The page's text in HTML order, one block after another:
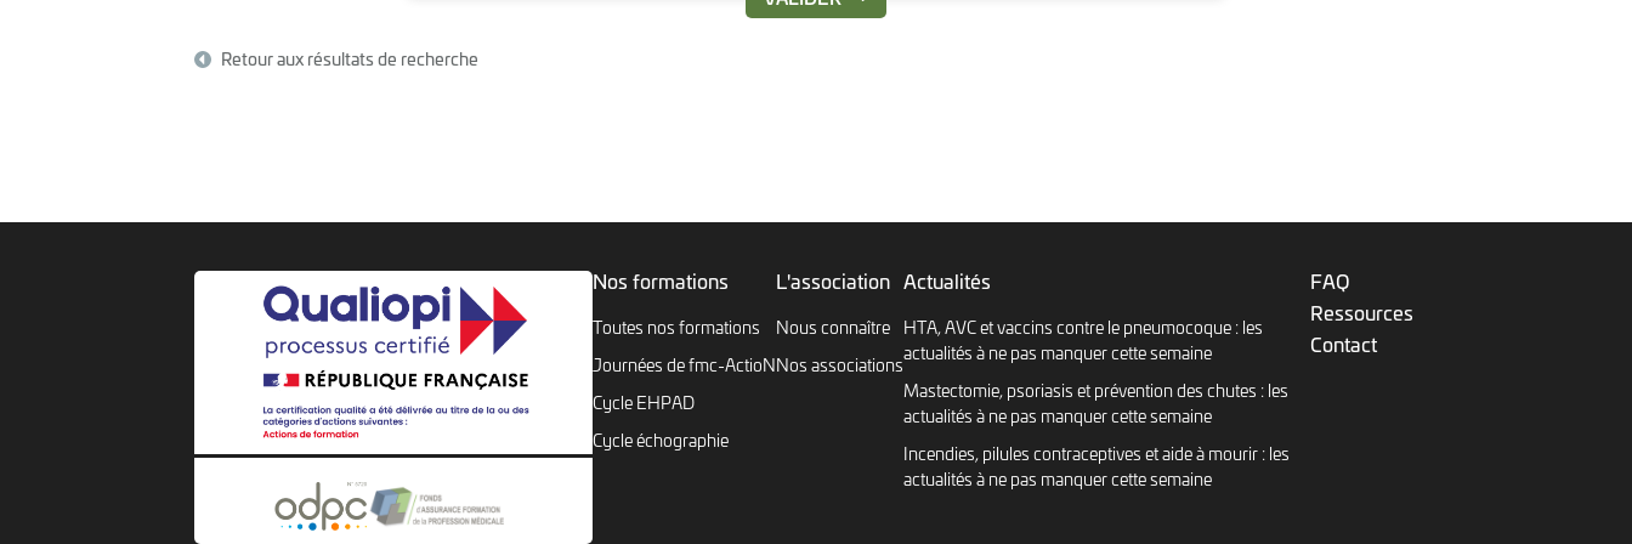
Retour aux résultats de recherche
Nos formations
Toutes nos formations
Journées de fmc-ActioN
Cycle EHPAD
Cycle échographie
L'association
Nous connaître
Nos associations
Actualités
HTA, AVC et vaccins contre le pneumocoque : les
actualités à ne pas manquer cette semaine
Mastectomie, psoriasis et prévention des chutes : les
actualités à ne pas manquer cette semaine
Incendies, pilules contraceptives et aide à mourir : les
actualités à ne pas manquer cette semaine
FAQ
Ressources
Contact